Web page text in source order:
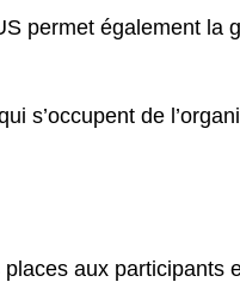
permet également
s’occupent de
aux participants